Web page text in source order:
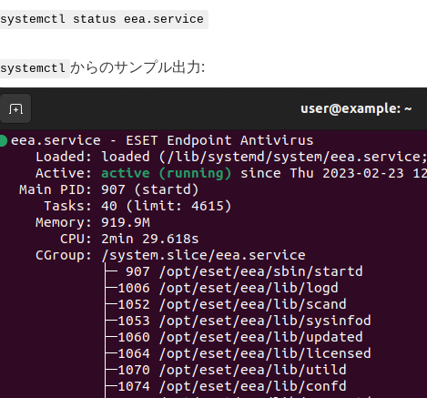
systemctl status eea.service
systemctl からのサンプル出力: